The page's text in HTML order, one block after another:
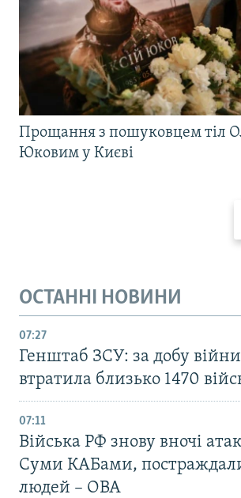
Прощання з пошуковцем тіл
Юковим у Києві
ОСТАННІ НОВИНИ
07:27
Генштаб ЗСУ: за добу війни
втратила близько 1470
07:11
Війська РФ знову вночі
Суми КАБами, постраждали
людей – ОВА